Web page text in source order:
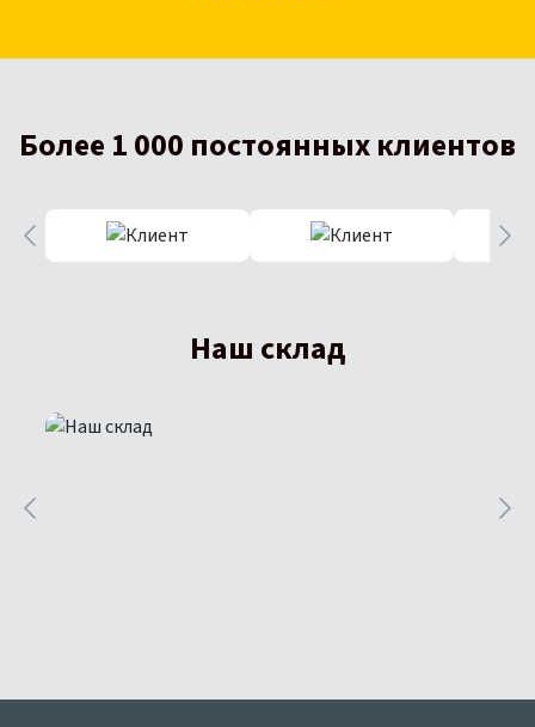
Более 1 000 постоянных клиентов
Наш склад